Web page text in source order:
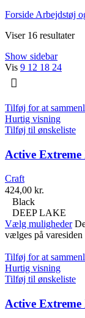
Forside Arbejdstøj
Viser 16 resultater
Show sidebar
Vis 9 12 18 24
Tilføj for at
Hurtig visning
Tilføj til ønskeliste
Active
Craft
424,00 kr.
Black
DEEP LAKE
Vælg muligheder
vælges på varesiden
Tilføj for at
Hurtig visning
Tilføj til ønskeliste
Active